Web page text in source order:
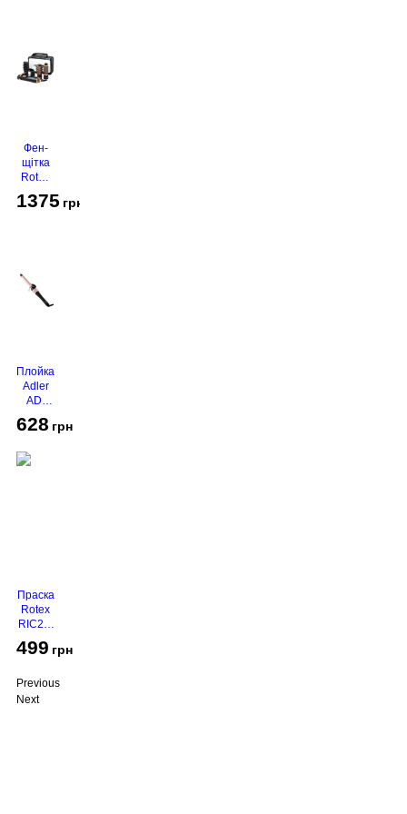
Фен-
щітка
Rotex
RHC-
490-T
1375 грн
Плойка
Adler
AD-
2116
628 грн
Праска
Rotex
RIC21-
N
Super
499 грн
Previous
Next